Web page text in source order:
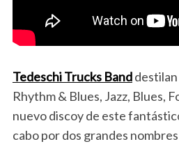
Tedeschi Trucks Banddestilan
Rhythm & Blues, Jazz, Blues,
nuevo discoyde este
cabo por dos grandes